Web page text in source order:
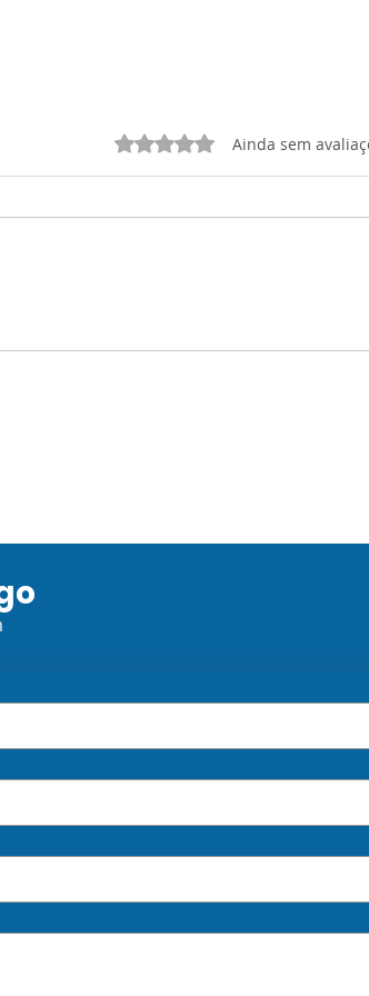
Avaliado com 0 de 5 estrelas.
Ainda sem